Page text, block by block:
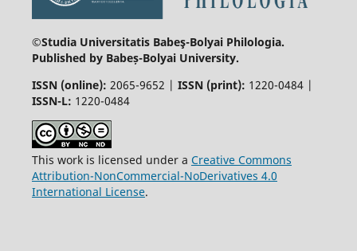
©Studia Universitatis Babeş-Bolyai Philologia.
Published by Babeș-Bolyai University.
ISSN (online): 2065-9652 | ISSN (print): 1220-0484 |
ISSN-L: 1220-0484
This work is licensed under a Creative Commons
Attribution-NonCommercial-NoDerivatives 4.0
International License.